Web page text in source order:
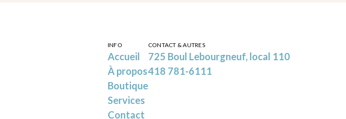
INFO
Accueil
À propos
Boutique
Services
Contact
CONTACT & AUTRES
725 Boul Lebourgneuf, local 110
418 781-6111